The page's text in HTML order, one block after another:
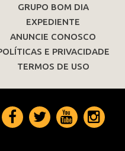
GRUPO BOM DIA
EXPEDIENTE
ANUNCIE CONOSCO
E PRIVACIDADE
TERMOS DE USO